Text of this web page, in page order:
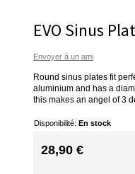
EVO Sinus
Envoyer à un ami
Round sinus plates fit
aluminium and has a
this makes an angel of 3
Disponibilité: En stock
28,90 €